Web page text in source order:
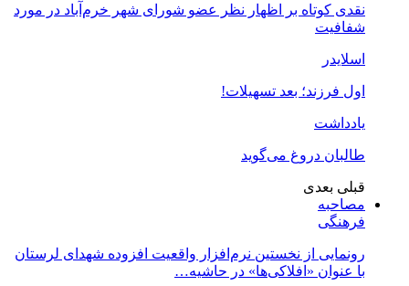
نقدی کوتاه بر اظهار نظر عضو شورای شهر خرم‌آباد در مورد
شفافیت
اسلایدر
اول فرزند؛ بعد تسهیلات!
یادداشت
طالبان دروغ می‌گوید
قبلی بعدی
مصاحبه
فرهنگی
رونمایی از نخستین نرم‌افزار واقعیت افزوده شهدای لرستان
با عنوان «افلاکی‌ها» در حاشیه…